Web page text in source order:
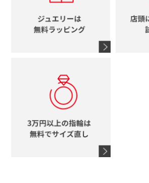
グッチ
スタージュエリー
ウノアエレ
コーチ
ブランドアイテムをすべて見る
エルメス
シャネル
タグホイヤー